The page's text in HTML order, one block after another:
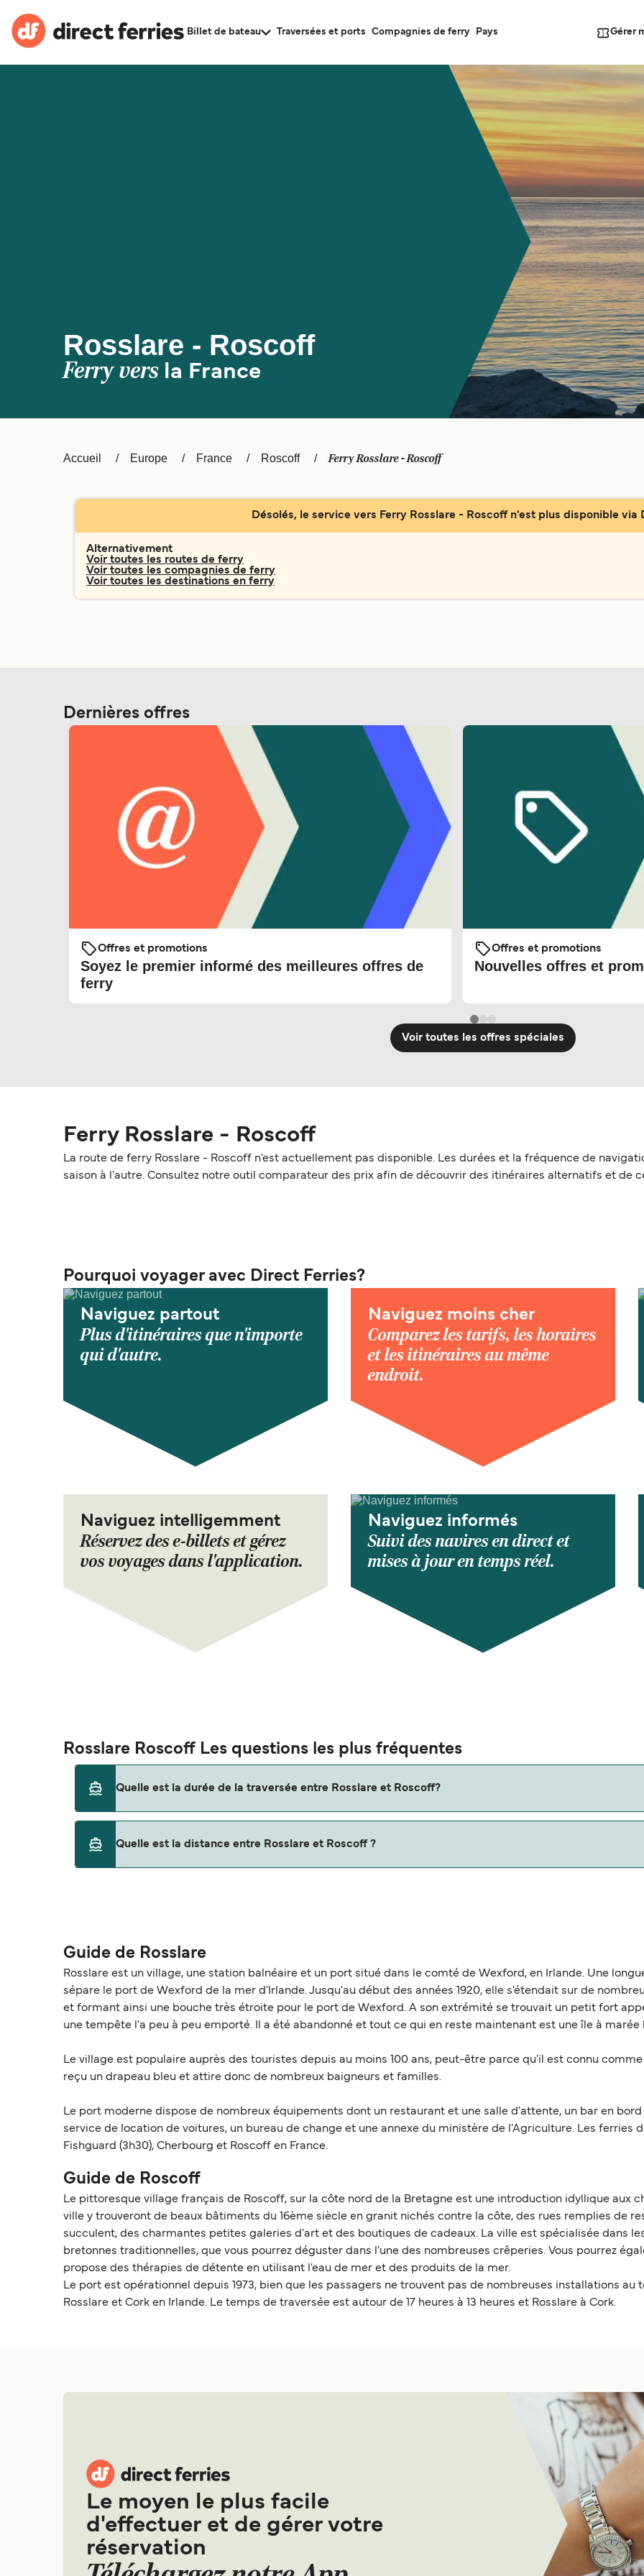
Billet de bateau Traversées et ports Compagnies de ferry Pays Gérer
Rosslare - Roscoff
Ferry vers la France
Accueil Europe France Roscoff Ferry Rosslare - Roscoff
Désolés, le service vers Ferry Rosslare - Roscoff n'est plus disponible via
Alternativement
Voir toutes les routes de ferry
Voir toutes les compagnies de ferry
Voir toutes les destinations en ferry
Dernières offres
Offres et promotions
Soyez le premier informé des meilleures offres de
ferry
Offres et promotions
Nouvelles offres et
Voir toutes les offres spéciales
Ferry Rosslare - Roscoff
La route de ferry Rosslare - Roscoff n'est actuellement pas disponible. Les durées et la fréquence de
saison à l'autre. Consultez notre outil comparateur des prix afin de découvrir des itinéraires alternatifs et de
Pourquoi voyager avec Direct Ferries?
Naviguez partout
Plus d'itinéraires que n'importe
qui d'autre.
Naviguez moins cher
Comparez les tarifs, les horaires
et les itinéraires au même
endroit.
Naviguez intelligemment
Réservez des e-billets et gérez
vos voyages dans l'application.
Naviguez informés
Suivi des navires en direct et
mises à jour en temps réel.
Rosslare Roscoff Les questions les plus fréquentes
Quelle est la durée de la traversée entre Rosslare et Roscoff?
Quelle est la distance entre Rosslare et Roscoff ?
Guide de Rosslare
Rosslare est un village, une station balnéaire et un port situé dans le comté de Wexford, en Irlande. Une
sépare le port de Wexford de la mer d'Irlande. Jusqu'au début des années 1920, elle s'étendait sur de
et formant ainsi une bouche très étroite pour le port de Wexford. A son extrémité se trouvait un petit fort
une tempête l'a peu à peu emporté. Il a été abandonné et tout ce qui en reste maintenant est une île à marée
Le village est populaire auprès des touristes depuis au moins 100 ans, peut-être parce qu'il est connu
reçu un drapeau bleu et attire donc de nombreux baigneurs et familles.
Le port moderne dispose de nombreux équipements dont un restaurant et une salle d'attente, un bar en bord
service de location de voitures, un bureau de change et une annexe du ministère de l'Agriculture. Les ferries
Fishguard (3h30), Cherbourg et Roscoff en France.
Guide de Roscoff
Le pittoresque village français de Roscoff, sur la côte nord de la Bretagne est une introduction idyllique aux
ville y trouveront de beaux bâtiments du 16ème siècle en granit nichés contre la côte, des rues remplies de
succulent, des charmantes petites galeries d'art et des boutiques de cadeaux. La ville est spécialisée dans
bretonnes traditionnelles, que vous pourrez déguster dans l'une des nombreuses crêperies. Vous pourrez
propose des thérapies de détente en utilisant l'eau de mer et des produits de la mer.
Le port est opérationnel depuis 1973, bien que les passagers ne trouvent pas de nombreuses installations au
Rosslare et Cork en Irlande. Le temps de traversée est autour de 17 heures à 13 heures et Rosslare à Cork.
Le moyen le plus facile
d'effectuer et de gérer votre
réservation